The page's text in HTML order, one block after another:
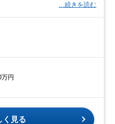
…続きを読む
万円
く見る